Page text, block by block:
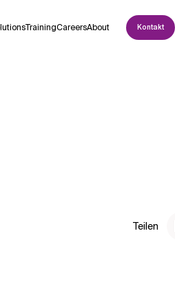
TrainingCareersAbout Kontakt
Teilen